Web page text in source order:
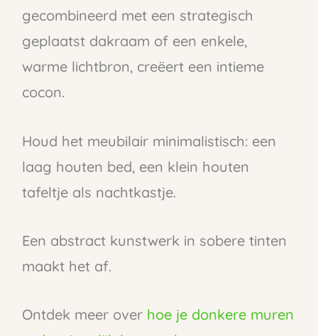
gecombineerd met een strategisch
geplaatst dakraam of een enkele,
warme lichtbron, creëert een intieme
cocon.
Houd het meubilair minimalistisch: een
laag houten bed, een klein houten
tafeltje als nachtkastje.
Een abstract kunstwerk in sobere tinten
maakt het af.
Ontdek meer over hoe je donkere muren